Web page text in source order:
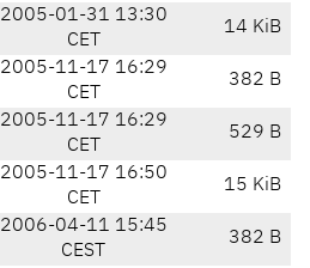
2005-01-31 13:30
CET
14 KiB
2005-11-17 16:29
CET
382 B
2005-11-17 16:29
CET
529 B
2005-11-17 16:50
CET
15 KiB
2006-04-11 15:45
CEST
382 B